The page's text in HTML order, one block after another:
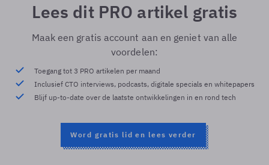
Lees dit PRO artikel gratis
Maak een gratis account aan en geniet van alle
voordelen:
Toegang tot 3 PRO artikelen per maand
Inclusief CTO interviews, podcasts, digitale specials en whitepapers
Blijf up-to-date over de laatste ontwikkelingen in en rond tech
Word gratis lid en lees verder